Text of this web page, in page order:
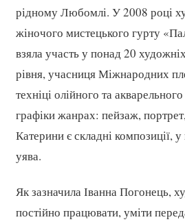
рідному Любомлі. У 2008 році
жіночого мистецького гурту
взяла участь у понад 20
рівня, учасниця Міжнародних
техніці олійного та
графіки жанрах: пейзаж,
Катерини є складні композиції,
уява.
Як зазначила Іванна Погонець,
постійно працювати, уміти